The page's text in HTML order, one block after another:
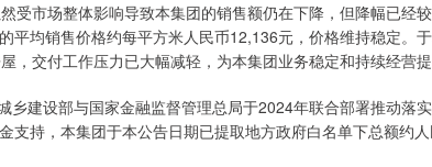
受市场整体影响导致本集团的销售额仍在下降，但降幅已经
平均销售价格约每平方米人民币12,136元，价格维持稳定。
，交付工作压力已大幅减轻，为本集团业务稳定和持续经营提
乡建设部与国家金融监督管理总局于2024年联合部署推动落
支持，本集团于本公告日期已提取地方政府白名单下总额约